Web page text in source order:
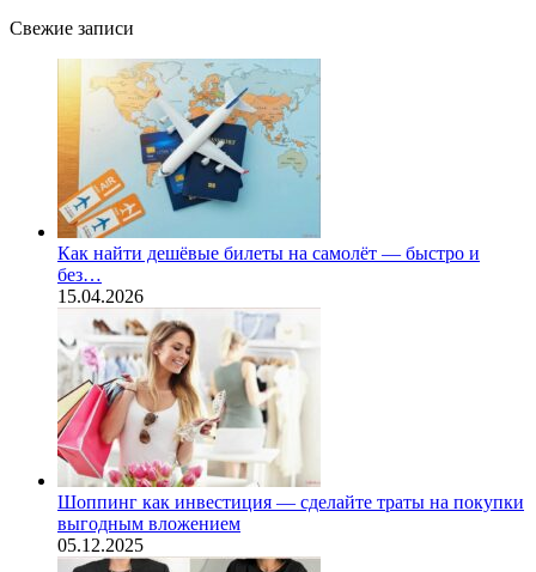
Свежие записи
Как найти дешёвые билеты на самолёт — быстро и
без…
15.04.2026
Шоппинг как инвестиция — сделайте траты на покупки
выгодным вложением
05.12.2025